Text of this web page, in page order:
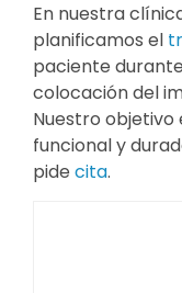
En nuestra
planificamos el
paciente
colocación del
Nuestro objetivo
funcional y
pide cita.